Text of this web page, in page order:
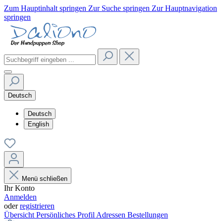
Zum Hauptinhalt springen Zur Suche springen Zur Hauptnavigation
springen
Deutsch
Deutsch
English
Menü schließen
Ihr Konto
Anmelden
oderregistrieren
Übersicht Persönliches Profil Adressen Bestellungen